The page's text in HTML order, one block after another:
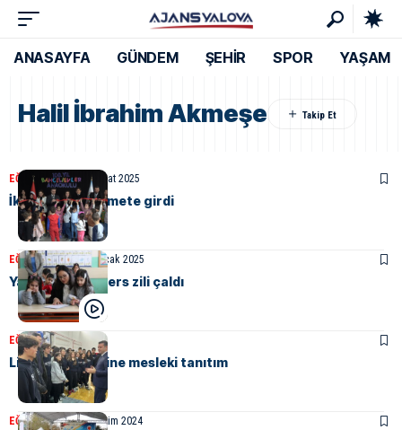
ANASAYFA GÜNDEM ŞEHİR SPOR YAŞAM
Halil İbrahim Akmeşe
EĞITIMMANŞET 5 Şubat 2025
İki anaokulu hizmete girdi
EĞITIMMANŞET18 Ocak 2025
Yalova’da son ders zili çaldı
EĞITIM23 Aralık 2024
Lise öğrencilerine mesleki tanıtım
EĞITIMMANŞET18 Ekim 2024